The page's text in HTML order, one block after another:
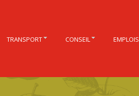
TRANSPORT CONSEIL EMPLOIS